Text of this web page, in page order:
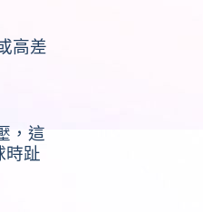
高差
，這
時趾